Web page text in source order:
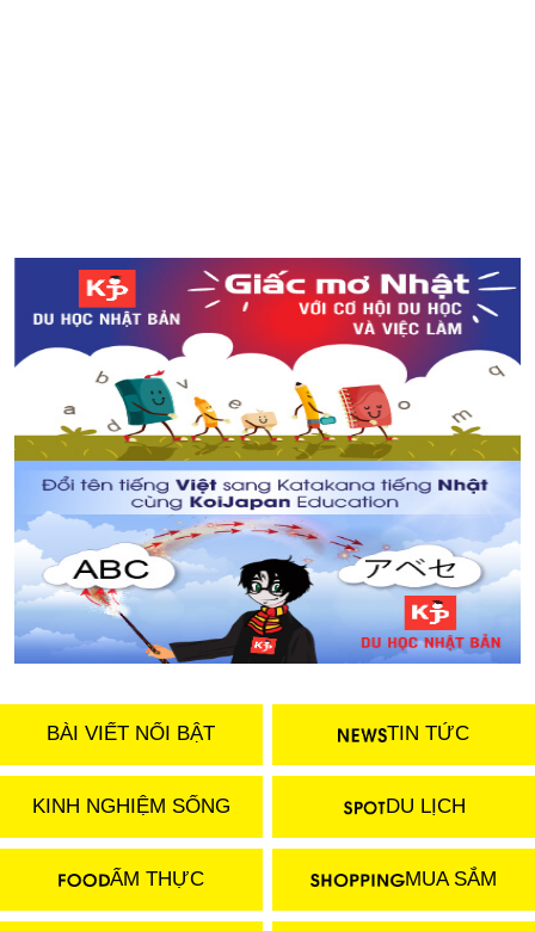
BÀI VIẾT NỔI BẬT TIN TỨC
KINH NGHIỆM SỐNG DU LỊCH
ẨM THỰC MUA SẮM